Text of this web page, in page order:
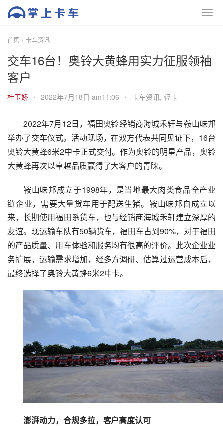
首页 卡车资讯
交车16台！奥铃大黄蜂用实力征服领袖
客户
杜玉娇 • 2022年7月18日 am11:06 • 卡车资讯, 轻卡
2022年7月12日，福田奥铃经销商海城禾轩与鞍山味邦
举办了交车仪式。活动现场，在双方代表共同见证下，16台
奥铃大黄蜂6米2中卡正式交付。作为奥铃的明星产品，奥铃
大黄蜂再次以卓越品质赢得了大客户的青睐。
鞍山味邦成立于1998年，是当地最大肉类食品全产业
链企业，需要大量货车用于配送生猪。鞍山味邦自成立以
来，长期使用福田系货车，也与经销商海城禾轩建立深厚的
友谊。现运输车队有50辆货车，福田车占到90%，对于福田
的产品质量、用车体验和服务均有很高的评价。此次企业业
务扩展，运输需求增加，经多方调研、估算过运营成本后，
最终选择了奥铃大黄蜂6米2中卡。
澎湃动力，合规多拉，客户高度认可